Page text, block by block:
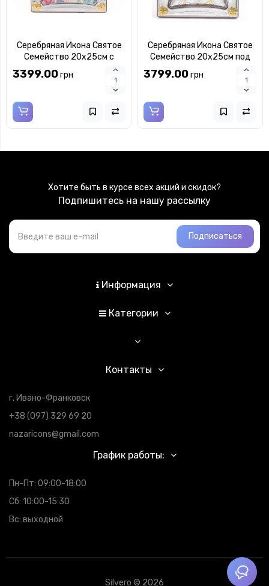
Серебряная Икона Святое
Семейство 20x25см с
разноцветной эмалью в
серебряной рамке с
3399.00грн
Серебряная Икона Святое
Семейство 20x25см под
стеклом в серебряной
рамке
3799.00грн
Хотите быть в курсе всех акций и скидок?
Подпишитесь на нашу рассылку
Подписаться
Информация
Категории
Контакты
г. Ивано-Франковск
+38 (097) 329 69 20
nazaricons@gmail.com
График работы:
Пн-Пт: 09:00-18:00
Сб: 10:00-15:30
Вс: выходной
Silvero © 2026